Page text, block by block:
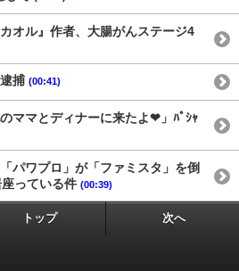
オル』作者、大腸がんステージ4
捕 (00:41)
ママとディナーに来たよ❤」ﾊﾟｼｬ
パワプロ」が「ファミスタ」を倒
っている件 (00:39)
トップ 次へ